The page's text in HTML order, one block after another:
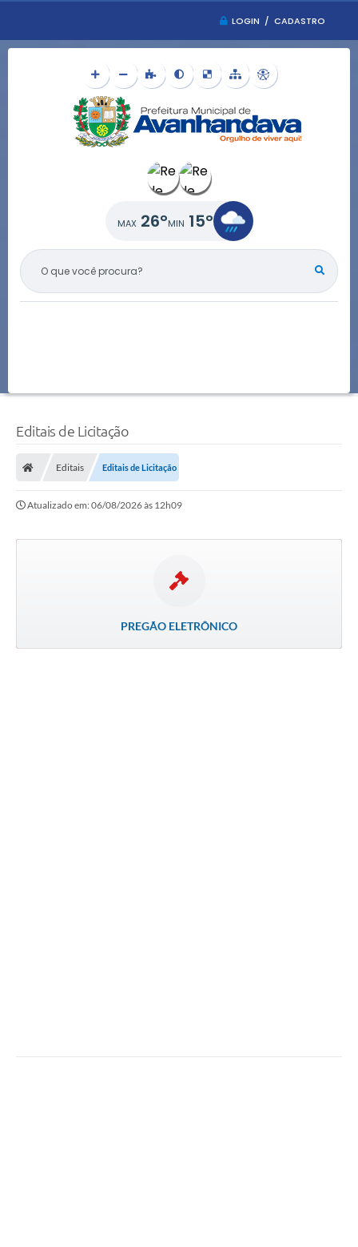
LOGIN / CADASTRO
O QUE VOCÊ PROCURA?
26° 15°
Editais de Licitação
Editais Editais de Licitação
Atualizado em: 06/08/2026 às 12h09
PREGÃO ELETRÔNICO